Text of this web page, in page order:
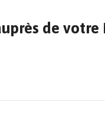
de